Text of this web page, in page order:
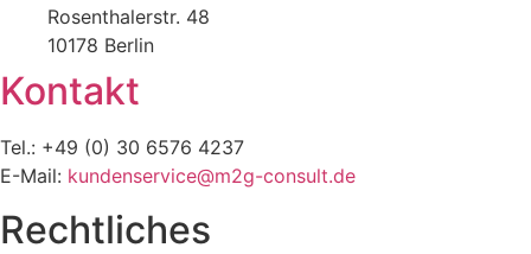
Rosenthalerstr. 48
10178 Berlin
Kontakt
Tel.: +49 (0) 30 6576 4237
E-Mail: kundenservice@m2g-consult.de
Rechtliches